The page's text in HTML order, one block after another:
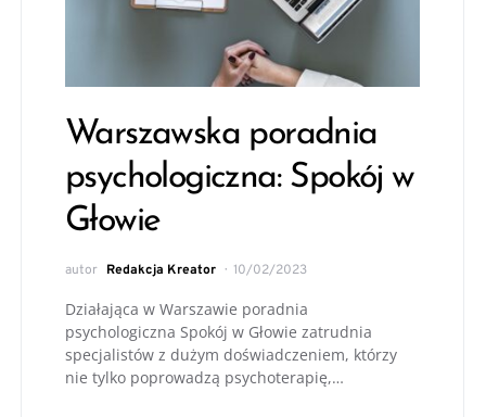
Warszawska poradnia
psychologiczna: Spokój w
Głowie
autor Redakcja Kreator 10/02/2023
Działająca w Warszawie poradnia
psychologiczna Spokój w Głowie zatrudnia
specjalistów z dużym doświadczeniem, którzy
nie tylko poprowadzą psychoterapię,…